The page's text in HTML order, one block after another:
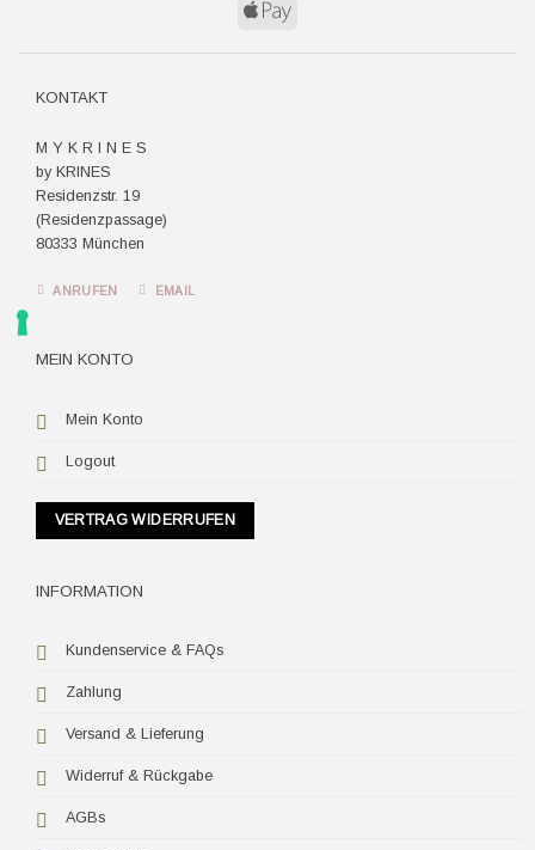
Apple
KONTAKT
M Y K R I N E S
by KRINES
Residenzstr. 19
(Residenzpassage)
80333 München
ANRUFEN EMAIL
MEIN KONTO
Mein Konto
Logout
VERTRAG WIDERRUFEN
INFORMATION
Kundenservice & FAQs
Zahlung
Versand & Lieferung
Widerruf & Rückgabe
AGBs